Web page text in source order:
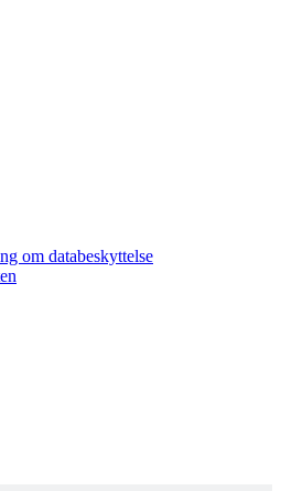
om databeskyttelse